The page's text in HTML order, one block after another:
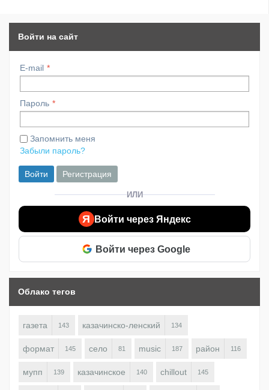
Войти на сайт
E-mail
Пароль
Запомнить меня
Забыли пароль?
Войти Регистрация
ИЛИ
Я Войти через Яндекс
Войти через Google
Облако тегов
газета 143 казачинско-ленский 134
формат 145 село 81 music 187 район 116
мупп 139 казачинское 140 chillout 145